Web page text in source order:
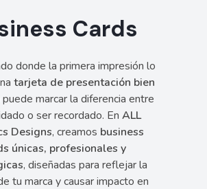
Cards
donde la primera impresión lo
tarjeta de presentación bien
puede marcar la diferencia entre
o ser recordado. En ALL
Designs, creamos business
únicas, profesionales y
, diseñadas para reflejar la
tu marca y causar impacto en